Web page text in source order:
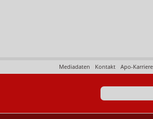
Apo-Karriere
Kontakt
Mediadaten